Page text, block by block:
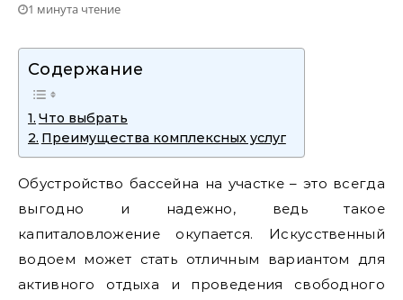
1 минута чтение
Содержание
Что выбрать
Преимущества комплексных услуг
Обустройство бассейна на участке – это всегда
выгодно и надежно, ведь такое
капиталовложение окупается. Искусственный
водоем может стать отличным вариантом для
активного отдыха и проведения свободного